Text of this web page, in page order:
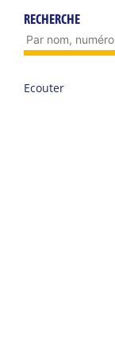
RECHERCHE
Ecouter